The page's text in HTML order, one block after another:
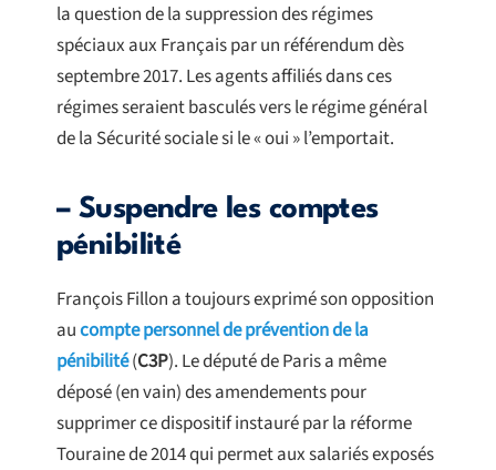
la question de la suppression des régimes
spéciaux aux Français par un référendum dès
septembre 2017. Les agents affiliés dans ces
régimes seraient basculés vers le régime général
de la Sécurité sociale si le « oui » l’emportait.
– Suspendre les comptes
pénibilité
François Fillon a toujours exprimé son opposition
aucompte personnel de prévention de la
pénibilité(C3P). Le député de Paris a même
déposé (en vain) des amendements pour
supprimer ce dispositif instauré par la réforme
Touraine de 2014 qui permet aux salariés exposés